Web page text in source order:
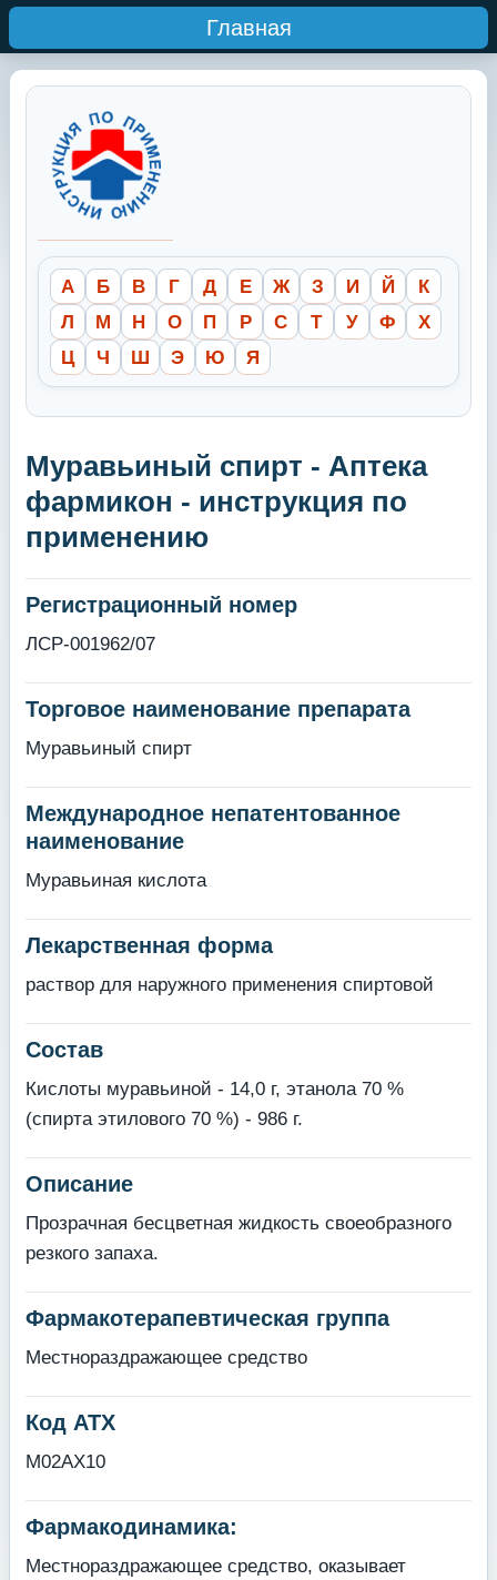
Главная
А Б В Г Д Е Ж З И Й
К
Л
М Н О П Р С Т У Ф
Х
Ц
Ч Ш Э Ю Я
Муравьиный спирт - Аптека
фармикон - инструкция по
применению
Регистрационный номер
ЛСР-001962/07
Торговое наименование препарата
Муравьиный спирт
Международное непатентованное
наименование
Муравьиная кислота
Лекарственная форма
раствор для наружного применения спиртовой
Состав
Кислоты муравьиной - 14,0 г, этанола 70 %
(спирта этилового 70 %) - 986 г.
Описание
Прозрачная бесцветная жидкость своеобразного
резкого запаха.
Фармакотерапевтическая группа
Местнораздражающее средство
Код АТХ
M02AX10
Фармакодинамика:
Местнораздражающее средство, оказывает